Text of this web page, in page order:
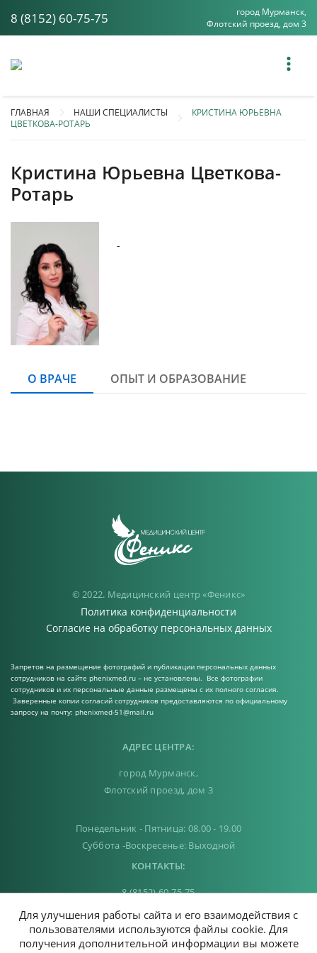
8 (8152) 60-75-75
город Мурманск,
Флотский проезд, дом 3
ГЛАВНАЯ НАШИ СПЕЦИАЛИСТЫ
КРИСТИНА ЮРЬЕВНА
ЦВЕТКОВА-РОТАРЬ
Кристина Юрьевна Цветкова-
Ротарь
-
О ВРАЧЕ ОПЫТ И ОБРАЗОВАНИЕ
© 2022. Медицинский центр «Феникс»
Политика конфиденциальности
Согласие на обработку персональных данных
Запретов на размещение фотографий и публикации персональных данных
сотрудников на сайте phenixmed.ru – не установлены. Все фотографии
сотрудников и их персональные данные размещены с их полного согласия.
Заверенные копии согласий сотрудников предоставляются по официальному
запросу на почту: phenixmed-51@mail.ru
АДРЕС ЦЕНТРА:
город Мурманск,
Флотский проезд, дом 3
Понедельник - Пятница: 08.00 - 19.00
Суббота -Воскресенье: Выходной
КОНТАКТЫ:
8 (8152) 60-75-75
phenixmed-51@mail.ru buhphenix@mail.ru
Для улучшения работы сайта и его взаимодействия с
пользователями используются файлы cookie. Для
получения дополнительной информации вы можете